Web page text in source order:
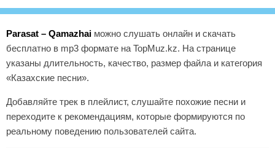
Parasat – Qamazhai можно слушать онлайн и скачать
бесплатно в mp3 формате на TopMuz.kz. На странице
указаны длительность, качество, размер файла и категория
«Казахские песни».
Добавляйте трек в плейлист, слушайте похожие песни и
переходите к рекомендациям, которые формируются по
реальному поведению пользователей сайта.